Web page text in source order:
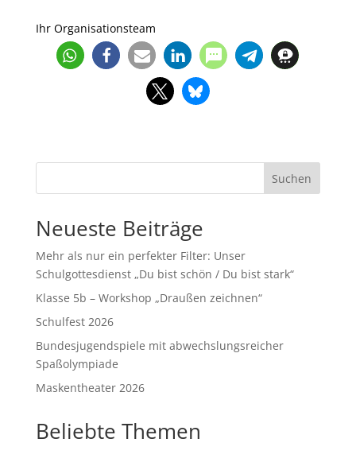
Ihr Organisationsteam
Suchen
Neueste Beiträge
Mehr als nur ein perfekter Filter: Unser
Schulgottesdienst „Du bist schön / Du bist stark“
Klasse 5b – Workshop „Draußen zeichnen“
Schulfest 2026
Bundesjugendspiele mit abwechslungsreicher
Spaßolympiade
Maskentheater 2026
Beliebte Themen